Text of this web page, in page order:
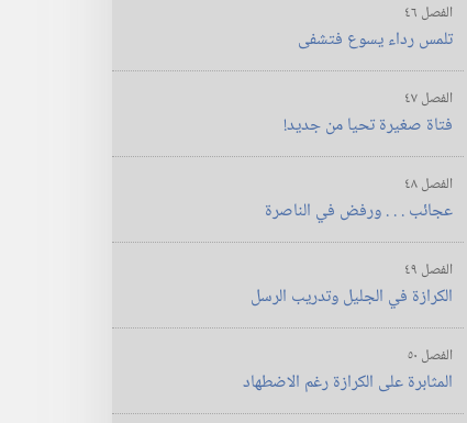
الفصل ٤٦
تلمس رداء يسوع فتشفى
الفصل ٤٧
فتاة صغيرة تحيا من جديد!‏
الفصل ٤٨
عجائب .‏ .‏ .‏ ورفض في الناصرة
الفصل ٤٩
الكرازة في الجليل وتدريب الرسل
الفصل ٥٠
المثابرة على الكرازة رغم الاضطهاد